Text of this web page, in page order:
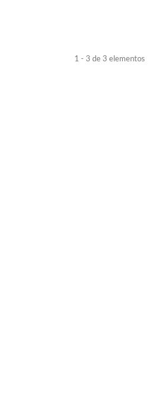
1 - 3 de 3 elementos